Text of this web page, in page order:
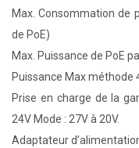
Max. Consommation de
de PoE)
Max. Puissance de PoE
Puissance Max méthode
Prise en charge de la
24V Mode : 27V à 20V.
Adaptateur